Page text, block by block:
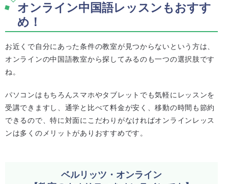
オンライン中国語レッスンもおすす
め！
お近くで自分にあった条件の教室が見つからないという方は、
オンラインの中国語教室から探してみるのも一つの選択肢です
ね。
パソコンはもちろんスマホやタブレットでも気軽にレッスンを
受講できますし、通学と比べて料金が安く、移動の時間も節約
できるので、特に対面にこだわりがなければオンラインレッス
ンは多くのメリットがありおすすめです。
ベルリッツ・オンライン